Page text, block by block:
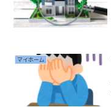
マイホーム